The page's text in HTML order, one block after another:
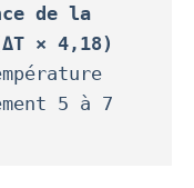
de la
× 4,18)
5 à 7